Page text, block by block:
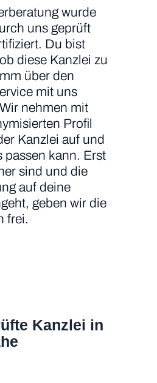
wurde
uns geprüft
Du bist
diese Kanzlei zu
über den
mit uns
nehmen mit
Profil
Kanzlei auf und
passen kann. Erst
sind und die
auf deine
geben wir die
frei.
Kanzlei in